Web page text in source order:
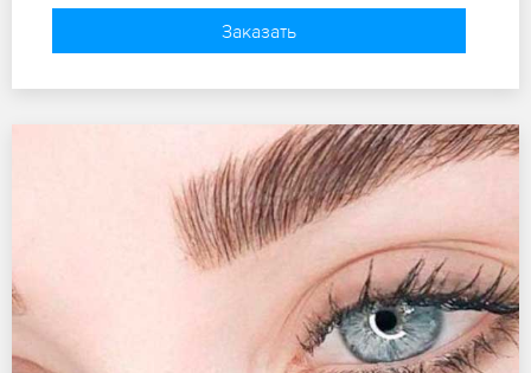
Заказать